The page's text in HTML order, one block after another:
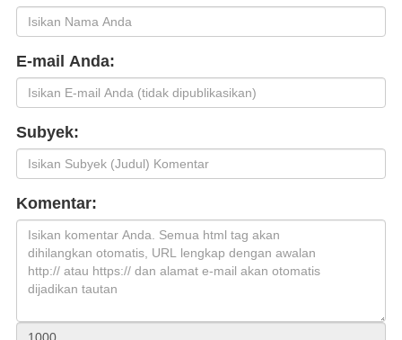
E-mail Anda:
Subyek:
Komentar: